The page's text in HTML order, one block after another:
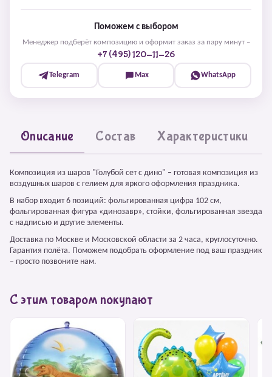
Поможем с выбором
Менеджер подберёт композицию и оформит заказ за пару минут –
+7 (495) 120-11-26
Telegram Max WhatsApp
Описание Состав Характеристики
Композиция из шаров "Голубой сет с дино" – готовая композиция из
воздушных шаров с гелием для яркого оформления праздника.
В набор входит 6 позиций: фольгированная цифра 102 см,
фольгированная фигура «динозавр», стойки, фольгированная звезда
с надписью и другие элементы.
Доставка по Москве и Московской области за 2 часа, круглосуточно.
Гарантия полёта. Поможем подобрать оформление под ваш праздник
– просто позвоните нам.
С этим товаром покупают